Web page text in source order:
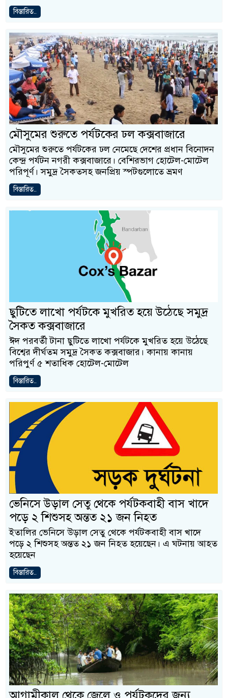
বিস্তারিত..
মৌসুমের শুরুতে পর্যটকের ঢল কক্সবাজারে
মৌসুমের শুরুতে পর্যটকের ঢল নেমেছে দেশের প্রধান বিনোদন
কেন্দ্র পর্যটন নগরী কক্সবাজারে। বেশিরভাগ হোটেল-মোটেল
পরিপূর্ণ। সমুদ্র সৈকতসহ জনপ্রিয় স্পটগুলোতে ভ্রমণ
বিস্তারিত..
ছুটিতে লাখো পর্যটকে মুখরিত হয়ে উঠেছে সমুদ্র
সৈকত কক্সবাজারে
ঈদ পরবর্তী টানা ছুটিতে লাখো পর্যটকে মুখরিত হয়ে উঠেছে
বিশ্বের দীর্ঘতম সমুদ্র সৈকত কক্সবাজার। কানায় কানায়
পরিপুর্ণ ৫ শতাধিক হোটেল-মোটেল
বিস্তারিত..
ভেনিসে উড়াল সেতু থেকে পর্যটকবাহী বাস খাদে
পড়ে ২ শিশুসহ অন্তত ২১ জন নিহত
ইতালির ভেনিসে উড়াল সেতু থেকে পর্যটকবাহী বাস খাদে
পড়ে ২ শিশুসহ অন্তত ২১ জন নিহত হয়েছেন। এ ঘটনায় আহত
হয়েছেন
বিস্তারিত..